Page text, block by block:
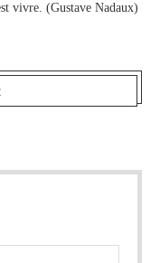
vivre. (Gustave Nadaux)